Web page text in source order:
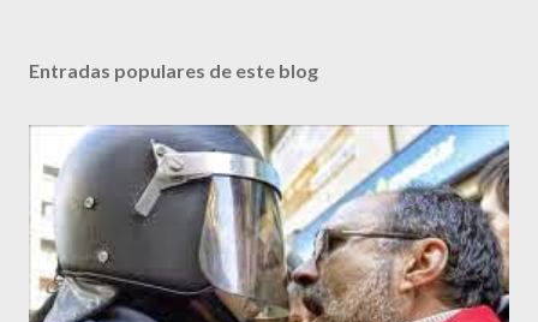
Entradas populares de este blog